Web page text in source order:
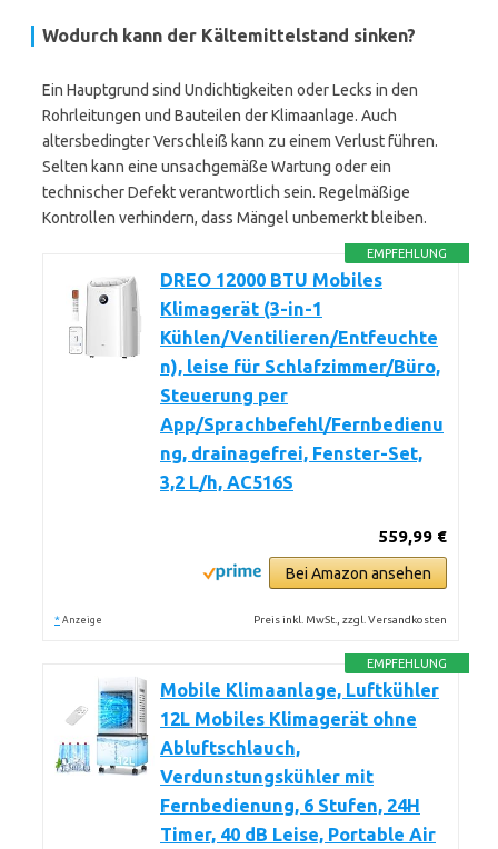
Wodurch kann der Kältemittelstand sinken?
Ein Hauptgrund sind Undichtigkeiten oder Lecks in den
Rohrleitungen und Bauteilen der Klimaanlage. Auch
altersbedingter Verschleiß kann zu einem Verlust führen.
Selten kann eine unsachgemäße Wartung oder ein
technischer Defekt verantwortlich sein. Regelmäßige
Kontrollen verhindern, dass Mängel unbemerkt bleiben.
EMPFEHLUNG
DREO 12000 BTU Mobiles
Klimagerät (3-in-1
Kühlen/Ventilieren/Entfeuchte
n), leise für Schlafzimmer/Büro,
Steuerung per
App/Sprachbefehl/Fernbedienu
ng, drainagefrei, Fenster-Set,
3,2 L/h, AC516S
559,99 €
Bei Amazon ansehen
* Anzeige Preis inkl. MwSt., zzgl. Versandkosten
EMPFEHLUNG
Mobile Klimaanlage, Luftkühler
12L Mobiles Klimagerät ohne
Abluftschlauch,
Verdunstungskühler mit
Fernbedienung, 6 Stufen, 24H
Timer, 40 dB Leise, Portable Air